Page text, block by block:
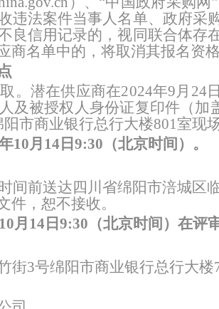
违法案件当事人名单、政府采
良信用记录的，视同联合体存
名单中的，将取消其报名资格
。潜在供应商在2024年9月 24
及被授权人身份证复印件 （加
市商业银行总行大楼801室现场
10月 14 日 9:30（北京时间）。
间前送达四川省绵阳市涪城区
件，恕不接收。
10月 14 日 9:30（北京时间）在评
街3号绵阳市商业银行总行大楼